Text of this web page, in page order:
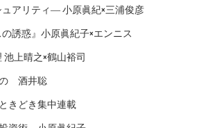
ュアリティ― 小原眞紀×三浦俊彦
誘惑』小原眞紀子×エンニス
池上晴之×鶴山裕司
酒井聡
きどき集中連載